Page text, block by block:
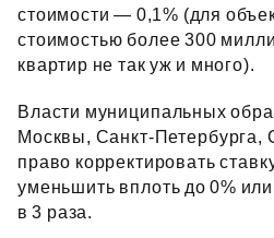
стоимости — 0,1% (для
стоимостью более 300
квартир не так уж и много).
Власти муниципальных
Москвы, Санкт‑Петербурга,
право корректировать
уменьшить вплоть до 0%
в 3 раза.